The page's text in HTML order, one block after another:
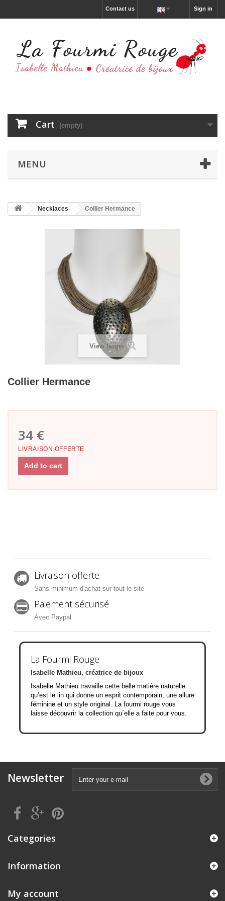
Sign in
Contact us
Cart (empty)
MENU
Necklaces Collier Hermance
View larger
Collier Hermance
34 €
LIVRAISON OFFERTE
Add to cart
Livraison offerte
Sans minimum d'achat sur tout le site
Paiement sécurisé
Avec Paypal
La Fourmi Rouge
Isabelle Mathieu, créatrice de bijoux
Isabelle Mathieu travaille cette belle matière naturelle
qu’est le lin qui donne un esprit contemporain, une allure
féminine et un style original. La fourmi rouge vous
laisse découvrir la collection qu´elle a faite pour vous.
Newsletter
Categories
Information
My account